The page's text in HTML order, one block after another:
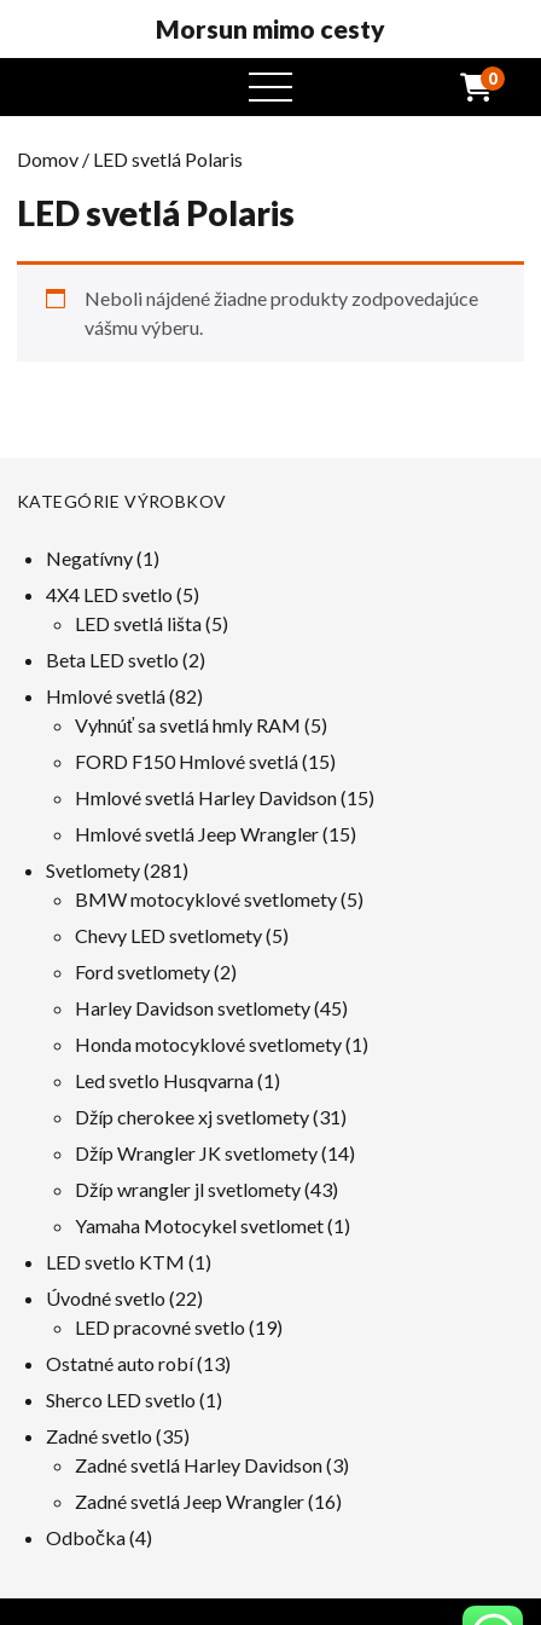
Morsun mimo cesty
otvorený
menu
0
Domov / LED svetlá Polaris
LED svetlá Polaris
Neboli nájdené žiadne produkty zodpovedajúce
vášmu výberu.
KATEGÓRIE VÝROBKOV
Negatívny 11
produkt
4X4 LED svetlo 55
výrobky
LED svetlá lišta 55
Beta LED svetlo 22
výrobky
Hmlové svetlá 8282
výrobky
Vyhnúť sa svetlá hmly RAM 55
výrobky
FORD F150 Hmlové svetlá 1515
výrobky
Hmlové svetlá Harley Davidson 1515
Hmlové svetlá Jeep Wrangler 1515
Svetlomety 281281
výrobky
BMW motocyklové svetlomety 55
Chevy LED svetlomety 55
Ford svetlomety 22
výrobky
Harley Davidson svetlomety 4545
výrobky
Honda motocyklové svetlomety 11
Led svetlo Husqvarna 11
produkt
Džíp cherokee xj svetlomety 3131
výrobky
Džíp Wrangler JK svetlomety 1414
Džíp wrangler jl svetlomety 4343
výrobky
Yamaha Motocykel svetlomet 11
LED svetlo KTM 11
Úvodné svetlo 2222
výrobky
LED pracovné svetlo 1919
Ostatné auto robí 1313
Sherco LED svetlo 11
Zadné svetlo 3535
výrobky
Zadné svetlá Harley Davidson 33
Zadné svetlá Jeep Wrangler 1616
Odbočka 44